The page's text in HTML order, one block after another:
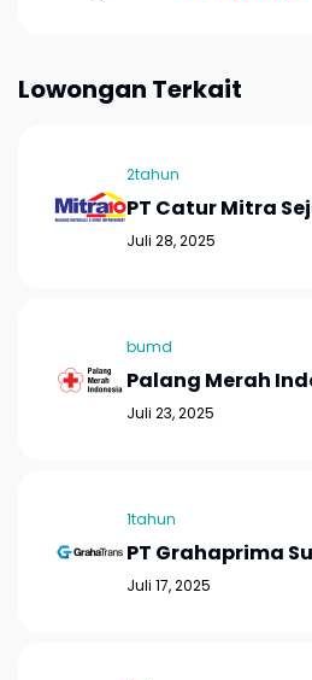
Lowongan Terkait
2tahun
PT Catur Mitra
Juli 28, 2025
bumd
Palang Merah
Juli 23, 2025
1tahun
PT Grahaprima
Juli 17, 2025